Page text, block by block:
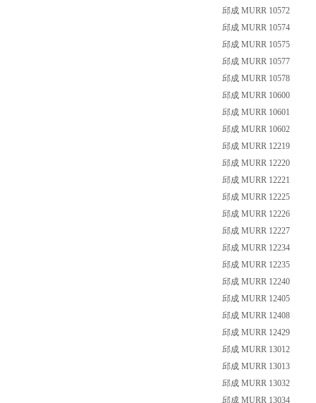
邱成 MURR 10572
邱成 MURR 10574
邱成 MURR 10575
邱成 MURR 10577
邱成 MURR 10578
邱成 MURR 10600
邱成 MURR 10601
邱成 MURR 10602
邱成 MURR 12219
邱成 MURR 12220
邱成 MURR 12221
邱成 MURR 12225
邱成 MURR 12226
邱成 MURR 12227
邱成 MURR 12234
邱成 MURR 12235
邱成 MURR 12240
邱成 MURR 12405
邱成 MURR 12408
邱成 MURR 12429
邱成 MURR 13012
邱成 MURR 13013
邱成 MURR 13032
邱成 MURR 13034